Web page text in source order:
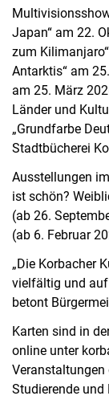
Japan“ am 22.
zum
Antarktis“ am
am 25. März
Länder und
„Grundfarbe
Stadtbücherei
Ausstellungen
ist schön?
(ab 26.
(ab 6. Februar
„Die Korbacher
vielfältig und auf
betont
Karten sind in
online unter
Veranstaltungen
Studierende